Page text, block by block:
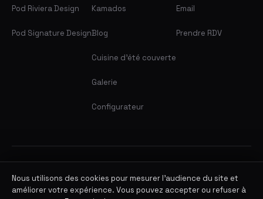
Pod Riviera Design
Pod Signature Design
Kamados
Blog
Cuisine d'été couverte
Galerie
Configurateur
Email
Prendre RDV
© 2026 BarbecueZone. Tous droits réservés.
Mentions légales·Politique de confidentialité · CGV
Nous utilisons des cookies pour mesurer l'audience du site et
améliorer votre expérience. Vous pouvez accepter ou refuser à